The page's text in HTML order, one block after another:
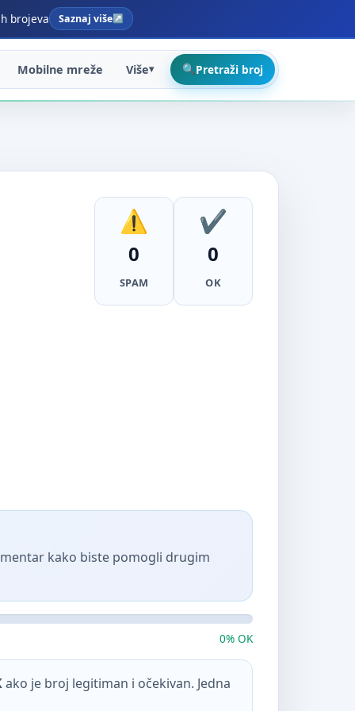
brojeva Saznaj više
Mobilne mreže Više Pretraži broj
0
SPAM
0
OK
kako biste pomogli drugim
0% OK
ako je broj legitiman i očekivan. Jedna